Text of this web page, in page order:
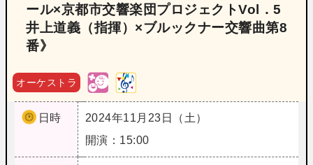
ール×京都市交響楽団プロジェクトVol．5
井上道義（指揮）×ブルックナー交響曲第8
番》
オーケストラ
日時
2024年11月23日（土）
開演：15:00